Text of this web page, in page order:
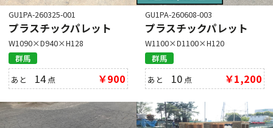
GU1PA-260325-001
プラスチックパレット
W1090×D940×H128
群馬
あと 14点 ￥900
GU1PA-260608-003
プラスチックパレット
W1100×D1100×H120
群馬
あと 10 点 ￥1,200